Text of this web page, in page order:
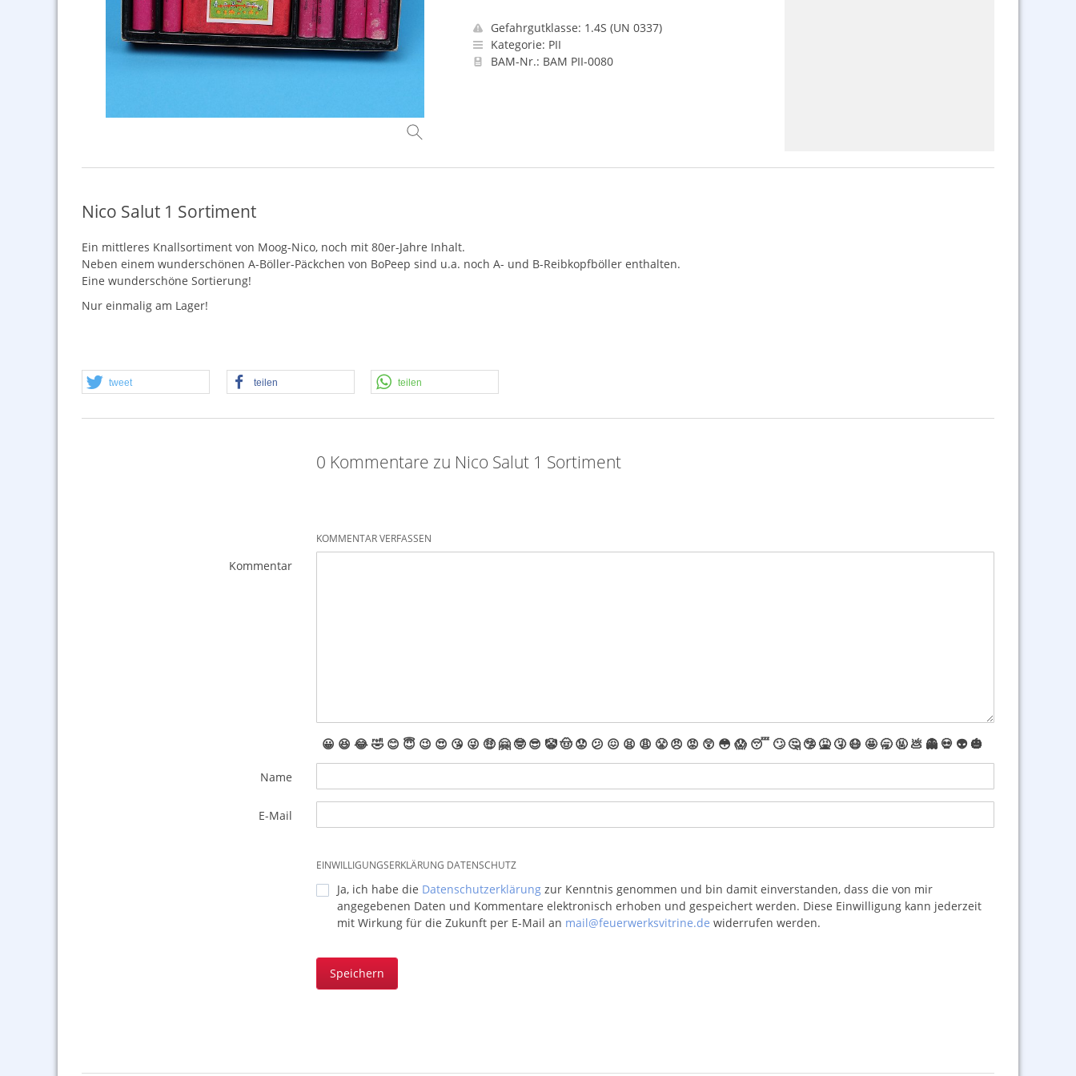
Gefahrgutklasse: 1.4S (UN 0337)
Kategorie: PII
BAM-Nr.: BAM PII-0080
Nico Salut 1 Sortiment
Ein mittleres Knallsortiment von Moog-Nico, noch mit 80er-Jahre Inhalt.
Neben einem wunderschönen A-Böller-Päckchen von BoPeep sind u.a. noch A- und B-Reibkopfböller enthalten.
Eine wunderschöne Sortierung!
Nur einmalig am Lager!
tweet teilen teilen
0 Kommentare zu Nico Salut 1 Sortiment
KOMMENTAR VERFASSEN
Kommentar
😀 😆 😂🤣 😊 😇 😉 😍 😘 😜 🤑 🤗 🤓 😎 🤡🤠 😟 😕 😖 😫 😩 😤 😠 😡 😲 😳 😱 😴 🙄 🤔 🤥 🤮 🤧 😷 🤩 🥱 🤬 💩 👻 💀 👽 🎃
Name
E-Mail
EINWILLIGUNGSERKLÄRUNG DATENSCHUTZ
Ja, ich habe die Datenschutzerklärungzur Kenntnis genommen und bin damit einverstanden, dass die von mir
angegebenen Daten und Kommentare elektronisch erhoben und gespeichert werden. Diese Einwilligung kann jederzeit
mit Wirkung für die Zukunft per E-Mail an mail@feuerwerksvitrine.de widerrufen werden.
Speichern